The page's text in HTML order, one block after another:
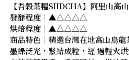
【吾穀茶糧SIIDCHA】阿里山高
發酵程度｜▲△△△△
烘焙程度｜▲△△△△
商品特色｜精選台灣在地高山烏
墨綠泛光，緊結成粒，經 過輕火